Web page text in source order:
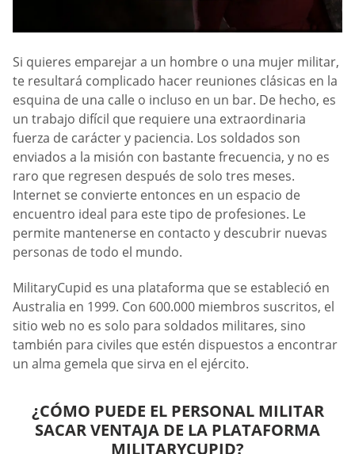
Si quieres emparejar a un hombre o una mujer militar,
te resultará complicado hacer reuniones clásicas en la
esquina de una calle o incluso en un bar. De hecho, es
un trabajo difícil que requiere una extraordinaria
fuerza de carácter y paciencia. Los soldados son
enviados a la misión con bastante frecuencia, y no es
raro que regresen después de solo tres meses.
Internet se convierte entonces en un espacio de
encuentro ideal para este tipo de profesiones. Le
permite mantenerse en contacto y descubrir nuevas
personas de todo el mundo.
MilitaryCupid es una plataforma que se estableció en
Australia en 1999. Con 600.000 miembros suscritos, el
sitio web no es solo para soldados militares, sino
también para civiles que estén dispuestos a encontrar
un alma gemela que sirva en el ejército.
¿CÓMO PUEDE EL PERSONAL MILITAR
SACAR VENTAJA DE LA PLATAFORMA
MILITARYCUPID?